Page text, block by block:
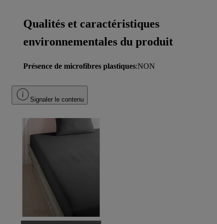
Qualités et caractéristiques
environnementales du produit
Présence de microfibres plastiques:NON
Signaler le contenu